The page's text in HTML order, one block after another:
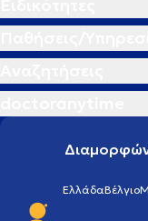
ΕλλάδαΒέλγιο